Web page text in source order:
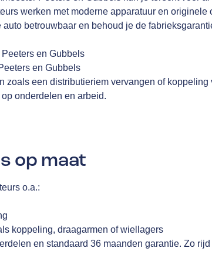
werken met moderne apparatuur en originele
betrouwbaar en behoud je de
en Gubbels
en Gubbels
zoals een distributieriem vervangen of koppeling
onderdelen en arbeid.
op maat
o.a.:
koppeling, draagarmen of wiellagers
en standaard 36 maanden garantie. Zo